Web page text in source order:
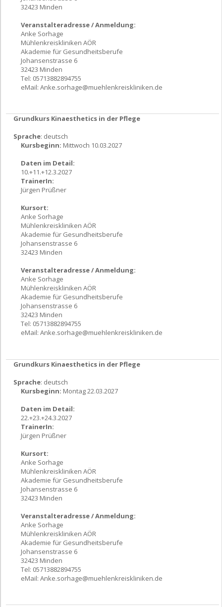
32423 Minden
Veranstalteradresse / Anmeldung:
Anke Sorhage
Mühlenkreiskliniken AÖR
Akademie für Gesundheitsberufe
Johansenstrasse 6
32423 Minden
Tel: 05713882894755
eMail: Anke.sorhage@muehlenkreiskliniken.de
Grundkurs Kinaesthetics in der Pflege
Sprache: deutsch
Kursbeginn: Mittwoch 10.03.2027
Daten im Detail:
10.+11.+12.3.2027
TrainerIn:
Jürgen Prüßner
Kursort:
Anke Sorhage
Mühlenkreiskliniken AÖR
Akademie für Gesundheitsberufe
Johansenstrasse 6
32423 Minden
Veranstalteradresse / Anmeldung:
Anke Sorhage
Mühlenkreiskliniken AÖR
Akademie für Gesundheitsberufe
Johansenstrasse 6
32423 Minden
Tel: 05713882894755
eMail: Anke.sorhage@muehlenkreiskliniken.de
Grundkurs Kinaesthetics in der Pflege
Sprache: deutsch
Kursbeginn: Montag 22.03.2027
Daten im Detail:
22.+23.+24.3.2027
TrainerIn:
Jürgen Prüßner
Kursort:
Anke Sorhage
Mühlenkreiskliniken AÖR
Akademie für Gesundheitsberufe
Johansenstrasse 6
32423 Minden
Veranstalteradresse / Anmeldung:
Anke Sorhage
Mühlenkreiskliniken AÖR
Akademie für Gesundheitsberufe
Johansenstrasse 6
32423 Minden
Tel: 05713882894755
eMail: Anke.sorhage@muehlenkreiskliniken.de